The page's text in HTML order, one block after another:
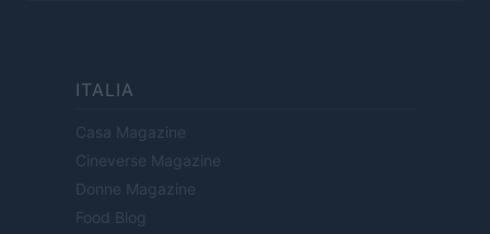
ITALIA
Casa Magazine
Cineverse Magazine
Donne Magazine
Food Blog